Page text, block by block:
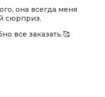
она всегда меня
сюрприз.
все заказать.🥰